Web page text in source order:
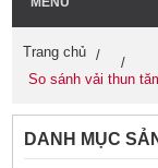
Trang chủ
So sánh vải thun
DANH MỤC